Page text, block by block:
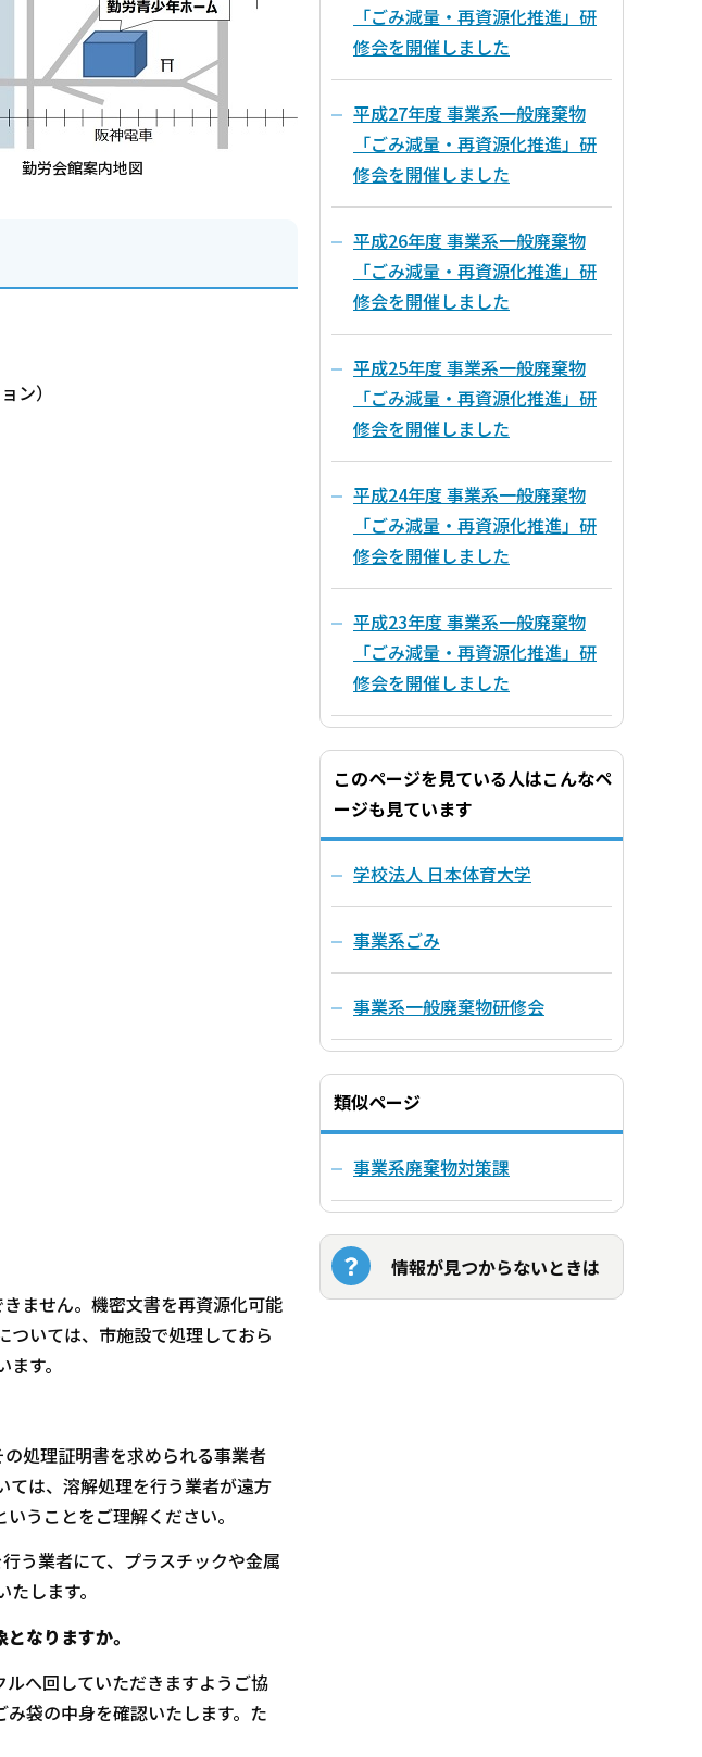
勤労会館案内地図
ン）
ません。機密文書を再資源化可能
ついては、市施設で処理しておら
す。
処理証明書を求められる事業者
ては、溶解処理を行う業者が遠方
うことをご理解ください。
う業者にて、プラスチックや金属
します。
なりますか。
へ回していただきますようご協
袋の中身を確認いたします。た
「ごみ減量・再資源化推進」研
修会を開催しました
平成27年度 事業系一般廃棄物
「ごみ減量・再資源化推進」研
修会を開催しました
平成26年度 事業系一般廃棄物
「ごみ減量・再資源化推進」研
修会を開催しました
平成25年度 事業系一般廃棄物
「ごみ減量・再資源化推進」研
修会を開催しました
平成24年度 事業系一般廃棄物
「ごみ減量・再資源化推進」研
修会を開催しました
平成23年度 事業系一般廃棄物
「ごみ減量・再資源化推進」研
修会を開催しました
このページを見ている人はこんなペ
ージも見ています
学校法人 日本体育大学
事業系ごみ
事業系一般廃棄物研修会
類似ページ
事業系廃棄物対策課
情報が見つからないときは